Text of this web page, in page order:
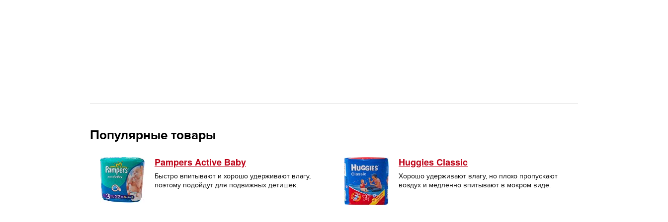
Популярные товары
Pampers Active Baby
Быстро впитывают и хорошо удерживают влагу,
поэтому подойдут для подвижных детишек.
Huggies Classic
Хорошо удерживают влагу, но плохо пропускают
воздух и медленно впитывают в мокром виде.